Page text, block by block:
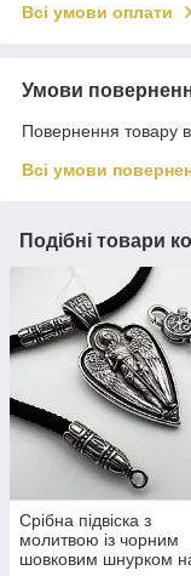
Всі умови оплати
Умови
Повернення товару
Всі умови
Подібні товари
Срібна підвіска з
молитвою із чорним
шовковим шнурком